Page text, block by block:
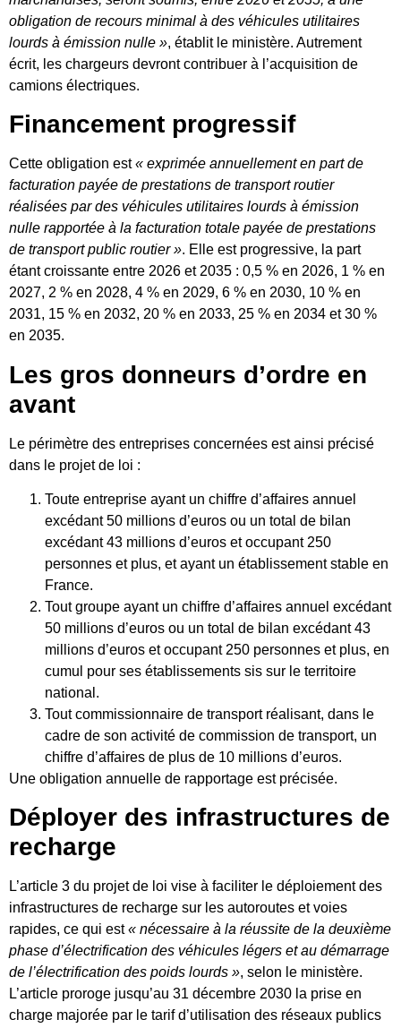
obligation de recours minimal à des véhicules utilitaires
lourds à émission nulle », établit le ministère. Autrement
écrit, les chargeurs devront contribuer à l’acquisition de
camions électriques.
Financement progressif
Cette obligation est« exprimée annuellement en part de
facturation payée de prestations de transport routier
réalisées par des véhicules utilitaires lourds à émission
nulle rapportée à la facturation totale payée de prestations
de transport public routier ». Elle est progressive, la part
étant croissante entre 2026 et 2035 : 0,5 % en 2026, 1 % en
2027, 2 % en 2028, 4 % en 2029, 6 % en 2030, 10 % en
2031, 15 % en 2032, 20 % en 2033, 25 % en 2034 et 30 %
en 2035.
Les gros donneurs d’ordre en
avant
Le périmètre des entreprises concernées est ainsi précisé
dans le projet de loi :
Toute entreprise ayant un chiffre d’affaires annuel
excédant 50 millions d’euros ou un total de bilan
excédant 43 millions d’euros et occupant 250
personnes et plus, et ayant un établissement stable en
France.
Tout groupe ayant un chiffre d’affaires annuel excédant
50 millions d’euros ou un total de bilan excédant 43
millions d’euros et occupant 250 personnes et plus, en
cumul pour ses établissements sis sur le territoire
national.
Tout commissionnaire de transport réalisant, dans le
cadre de son activité de commission de transport, un
chiffre d’affaires de plus de 10 millions d’euros.
Une obligation annuelle de rapportage est précisée.
Déployer des infrastructures de
recharge
L’article 3 du projet de loi vise à faciliter le déploiement des
infrastructures de recharge sur les autoroutes et voies
rapides, ce qui est« nécessaire à la réussite de la deuxième
phase d’électrification des véhicules légers et au démarrage
de l’électrification des poids lourds », selon le ministère.
L’article proroge jusqu’au 31 décembre 2030 la prise en
charge majorée par le tarif d’utilisation des réseaux publics